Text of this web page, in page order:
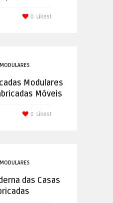
Likes!
0
Modulares
Móveis
Likes!
0
das Casas